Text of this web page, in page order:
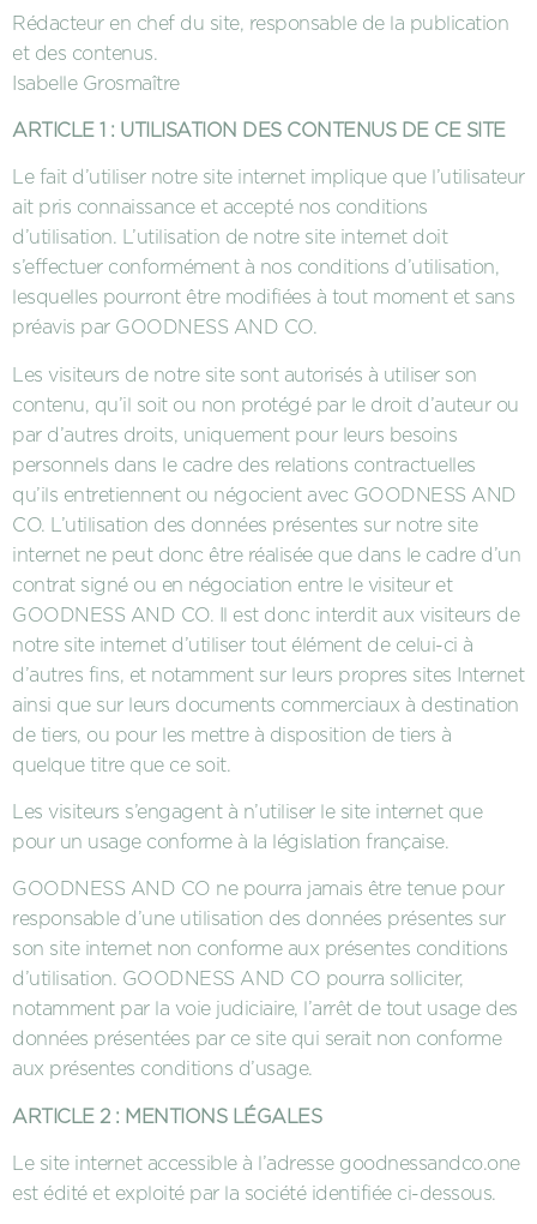
Rédacteur en chef du site, responsable de la publication
et des contenus.
Isabelle Grosmaître
ARTICLE 1 : UTILISATION DES CONTENUS DE CE SITE
Le fait d’utiliser notre site internet implique que l’utilisateur
ait pris connaissance et accepté nos conditions
d’utilisation. L’utilisation de notre site internet doit
s’effectuer conformément à nos conditions d’utilisation,
lesquelles pourront être modifiées à tout moment et sans
préavis par GOODNESS AND CO.
Les visiteurs de notre site sont autorisés à utiliser son
contenu, qu’il soit ou non protégé par le droit d’auteur ou
par d’autres droits, uniquement pour leurs besoins
personnels dans le cadre des relations contractuelles
qu’ils entretiennent ou négocient avec GOODNESS AND
CO. L’utilisation des données présentes sur notre site
internet ne peut donc être réalisée que dans le cadre d’un
contrat signé ou en négociation entre le visiteur et
GOODNESS AND CO. Il est donc interdit aux visiteurs de
notre site internet d’utiliser tout élément de celui-ci à
d’autres fins, et notamment sur leurs propres sites Internet
ainsi que sur leurs documents commerciaux à destination
de tiers, ou pour les mettre à disposition de tiers à
quelque titre que ce soit.
Les visiteurs s’engagent à n’utiliser le site internet que
pour un usage conforme à la législation française.
GOODNESS AND CO ne pourra jamais être tenue pour
responsable d’une utilisation des données présentes sur
son site internet non conforme aux présentes conditions
d’utilisation. GOODNESS AND CO pourra solliciter,
notamment par la voie judiciaire, l’arrêt de tout usage des
données présentées par ce site qui serait non conforme
aux présentes conditions d’usage.
ARTICLE 2 : MENTIONS LÉGALES
Le site internet accessible à l’adresse goodnessandco.one
est édité et exploité par la société identifiée ci-dessous.